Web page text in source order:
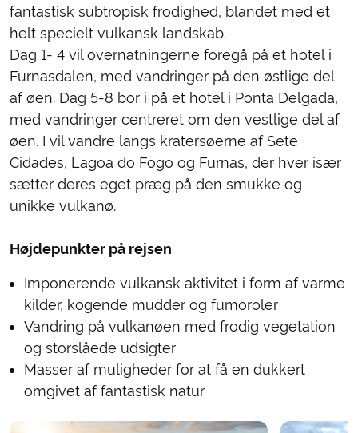
fantastisk subtropisk frodighed, blandet med et
helt specielt vulkansk landskab.
Dag 1- 4 vil overnatningerne foregå på et hotel i
Furnasdalen, med vandringer på den østlige del
af øen. Dag 5-8 bor i på et hotel i Ponta Delgada,
med vandringer centreret om den vestlige del af
øen. I vil vandre langs kratersøerne af Sete
Cidades, Lagoa do Fogo og Furnas, der hver især
sætter deres eget præg på den smukke og
unikke vulkanø.
Højdepunkter på rejsen
Imponerende vulkansk aktivitet i form af varme
kilder, kogende mudder og fumoroler
Vandring på vulkanøen med frodig vegetation
og storslåede udsigter
Masser af muligheder for at få en dukkert
omgivet af fantastisk natur